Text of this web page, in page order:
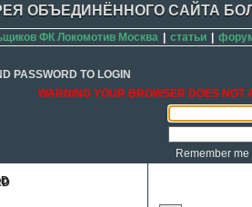
ОБЪЕДИНЁННОГО САЙТА
ФК Локомотив Москва статьи
PASSWORD TO LOGIN
WARNING YOUR BROWSER DOES NOT
Remember me